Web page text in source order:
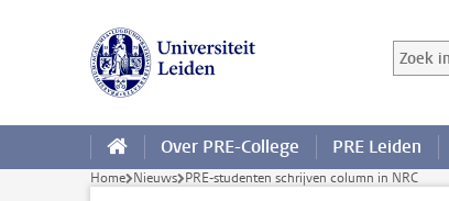
Zoek
Over PRE-College PRE Leiden
Home Nieuws PRE-studenten schrijven column in NRC